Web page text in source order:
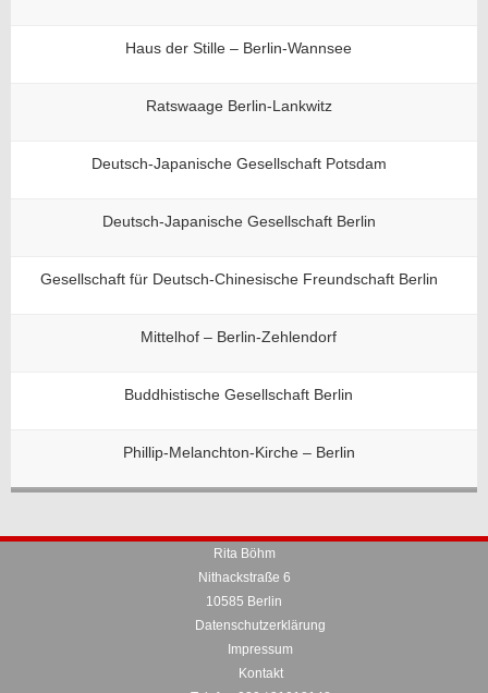
Haus der Stille – Berlin-Wannsee
Ratswaage Berlin-Lankwitz
Deutsch-Japanische Gesellschaft Potsdam
Deutsch-Japanische Gesellschaft Berlin
Gesellschaft für Deutsch-Chinesische Freundschaft Berlin
Mittelhof – Berlin-Zehlendorf
Buddhistische Gesellschaft Berlin
Phillip-Melanchton-Kirche – Berlin
Rita Böhm
Nithackstraße 6
10585 Berlin
Datenschutzerklärung
Impressum
Kontakt